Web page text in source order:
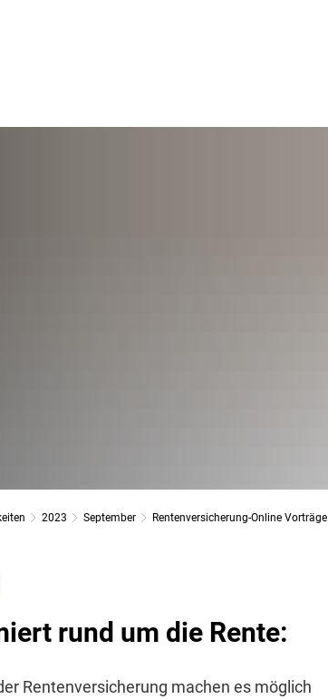
2023 September Rentenversicherung-Online Vorträge
rund um die Rente:
Rentenversicherung machen es möglich